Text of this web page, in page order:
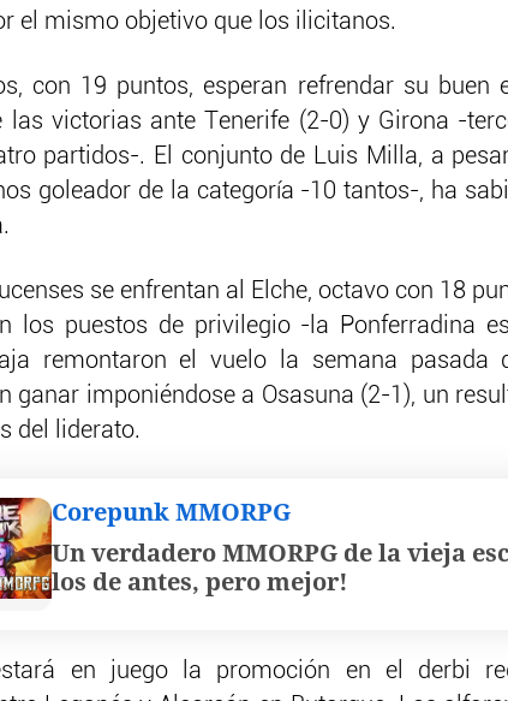
el mismo objetivo que los ilicitanos.
con 19 puntos, esperan refrendar su buen
las victorias ante Tenerife (2-0) y Girona -
partidos-. El conjunto de Luis Milla, a
goleador de la categoría -10 tantos-, ha
se enfrentan al Elche, octavo con 18
los puestos de privilegio -la Ponferradina
remontaron el vuelo la semana pasada
ganar imponiéndose a Osasuna (2-1), un
del liderato.
Corepunk MMORPG
Un verdadero MMORPG de la vieja
los de antes, pero mejor!
en juego la promoción en el derbi